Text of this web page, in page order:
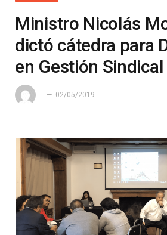
Ministro Nicolás
dictó cátedra para
en Gestión Sindical
02/05/2019